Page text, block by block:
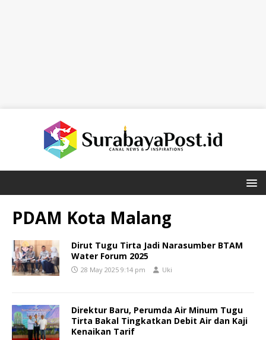
PDAM Kota Malang
Dirut Tugu Tirta Jadi Narasumber BTAM
Water Forum 2025
28 May 2025 9:14 pm Uki
Direktur Baru, Perumda Air Minum Tugu
Tirta Bakal Tingkatkan Debit Air dan Kaji
Kenaikan Tarif